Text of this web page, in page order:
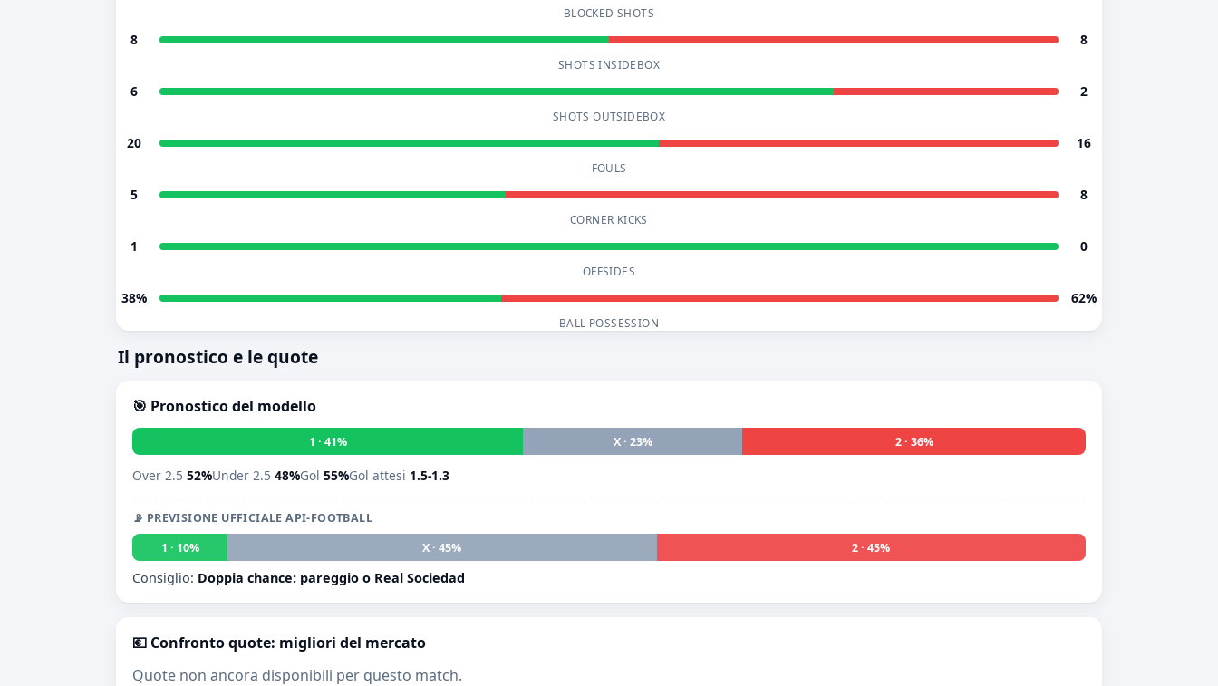
BLOCKED SHOTS
8 8
SHOTS INSIDEBOX
6 2
SHOTS OUTSIDEBOX
20 16
FOULS
5 8
CORNER KICKS
1 0
OFFSIDES
38% 62%
BALL POSSESSION
Il pronostico e le quote
🎯 Pronostico del modello
1 · 41% X · 23% 2 · 36%
Over 2.5 52%Under 2.5 48%Gol 55%Gol attesi 1.5-1.3
📡 PREVISIONE UFFICIALE API-FOOTBALL
1 · 10%
X · 45% 2 · 45%
Consiglio: Doppia chance: pareggio o Real Sociedad
💶 Confronto quote: migliori del mercato
Quote non ancora disponibili per questo match.